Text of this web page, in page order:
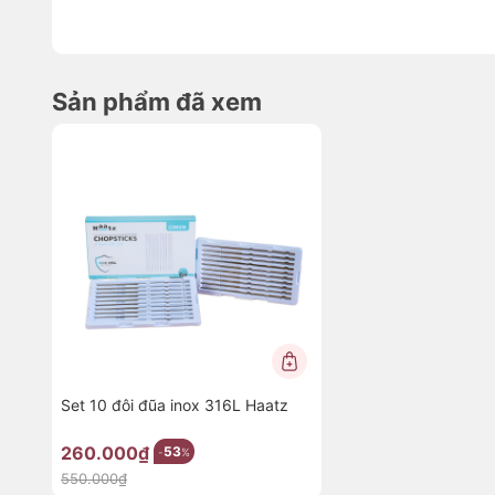
1. Vì sao chọn đũa inox Haatz thay vì gỗ hay
Đầu đũa khắc laser chống trượt
Sản phẩm đã xem
Set 10 đôi đũa inox 316L Haatz
260.000₫ -53%
550.000₫